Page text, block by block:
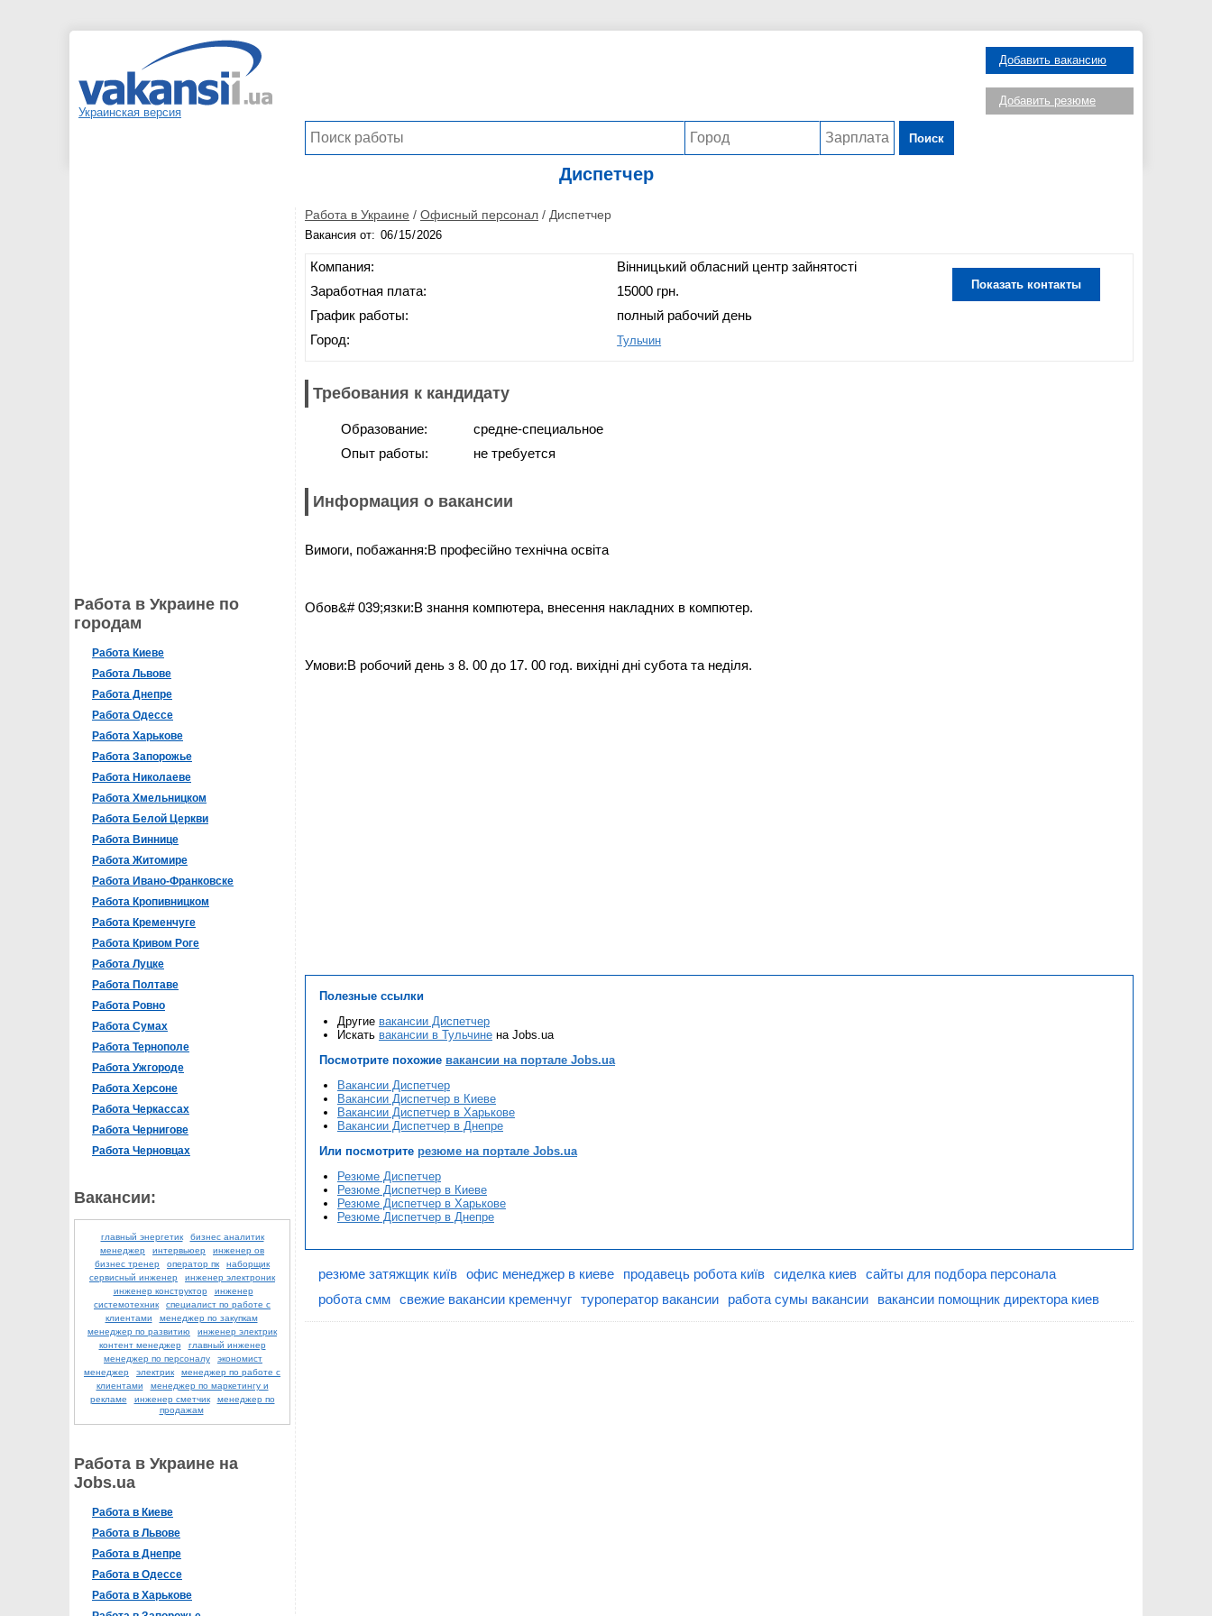
Украинская версия
Поиск
Добавить вакансию
Добавить резюме
Диспетчер
Работа в Украине по
городам
Работа Киеве
Работа Львове
Работа Днепре
Работа Одессе
Работа Харькове
Работа Запорожье
Работа Николаеве
Работа Хмельницком
Работа Белой Церкви
Работа Виннице
Работа Житомире
Работа Ивано-Франковске
Работа Кропивницком
Работа Кременчуге
Работа Кривом Роге
Работа Луцке
Работа Полтаве
Работа Ровно
Работа Сумах
Работа Тернополе
Работа Ужгороде
Работа Херсоне
Работа Черкассах
Работа Чернигове
Работа Черновцах
Вакансии:
главный энергетик
бизнес аналитик
менеджер
интервьюер
инженер ов
бизнес тренер
оператор пк
наборщик
сервисный инженер
инженер электроник
инженер конструктор
инженер
системотехник
специалист по работе с
клиентами
менеджер по закупкам
менеджер по развитию
инженер электрик
контент менеджер
главный инженер
менеджер по персоналу
экономист
менеджер
электрик
менеджер по работе с
клиентами
менеджер по маркетингу и
рекламе
инженер сметчик
менеджер по
продажам
Работа в Украине на
Jobs.ua
Работа в Киеве
Работа в Львове
Работа в Днепре
Работа в Одессе
Работа в Харькове
Работа в Украине / Офисный персонал / Диспетчер
Вакансия от:
Компания:
Заработная плата:
График работы:
Город:
Вінницький обласний центр зайнятості
15000 грн.
полный рабочий день
Тульчин
Показать контакты
Требования к кандидату
Образование:
Опыт работы:
средне-специальное
не требуется
Информация о вакансии
Вимоги, побажання:В професійно технічна освіта
Обов&# 039;язки:В знання компютера, внесення накладних в компютер.
Умови:В робочий день з 8. 00 до 17. 00 год. вихідні дні субота та неділя.
Полезные ссылки
Другие вакансии Диспетчер
Искать вакансии в Тульчине на Jobs.ua
Посмотрите похожие вакансии на портале Jobs.ua
Вакансии Диспетчер
Вакансии Диспетчер в Киеве
Вакансии Диспетчер в Харькове
Вакансии Диспетчер в Днепре
Или посмотрите резюме на портале Jobs.ua
Резюме Диспетчер
Резюме Диспетчер в Киеве
Резюме Диспетчер в Харькове
Резюме Диспетчер в Днепре
резюме затяжщик київ офис менеджер в киеве продавець робота київ сиделка киев сайты для подбора персонала
робота смм свежие вакансии кременчуг туроператор вакансии работа сумы вакансии вакансии помощник директора киев